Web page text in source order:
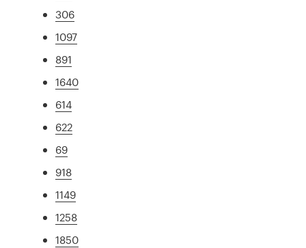
306
1097
891
1640
614
622
69
918
1149
1258
1850